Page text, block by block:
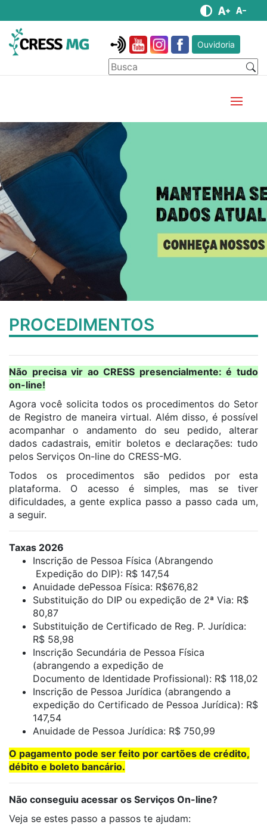
Ouvidoria
PROCEDIMENTOS
Não precisa vir ao CRESS presencialmente: é tudo
on-line!
Agora você solicita todos os procedimentos do Setor
de Registro de maneira virtual. Além disso, é possível
acompanhar o andamento do seu pedido, alterar
dados cadastrais, emitir boletos e declarações: tudo
pelos Serviços On-line do CRESS-MG.
Todos os procedimentos são pedidos por esta
plataforma. O acesso é simples, mas se tiver
dificuldades, a gente explica passo a passo cada um,
a seguir.
Taxas 2026
Inscrição de Pessoa Física (Abrangendo
Expedição do DIP): R$ 147,54
Anuidade dePessoa Física: R$676,82
Substituição do DIP ou expedição de 2ª Via: R$
80,87
Substituição de Certificado de Reg. P. Jurídica:
R$ 58,98
Inscrição Secundária de Pessoa Física
(abrangendo a expedição de
Documento de Identidade Profissional): R$ 118,02
Inscrição de Pessoa Jurídica (abrangendo a
expedição do Certificado de Pessoa Jurídica): R$
147,54
Anuidade de Pessoa Jurídica: R$ 750,99
O pagamento pode ser feito por cartões de crédito,
débito e boleto bancário.
Não conseguiu acessar os Serviços On-line?
Veja se estes passo a passos te ajudam: